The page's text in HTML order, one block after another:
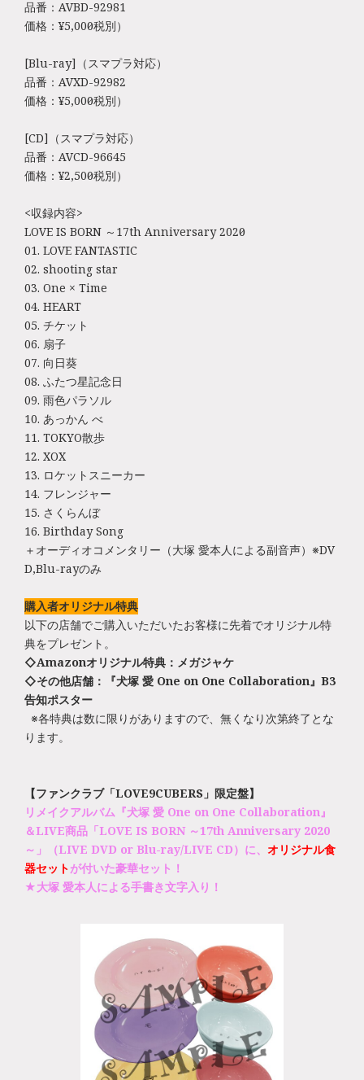
品番：AVBD-92981
価格：¥5,000（税別）
[Blu-ray]（スマプラ対応）
品番：AVXD-92982
価格：¥5,000（税別）
[CD]（スマプラ対応）
品番：AVCD-96645
価格：¥2,500（税別）
<収録内容>
LOVE IS BORN ～17th Anniversary 2020～
01. LOVE FANTASTIC
02. shooting star
03. One × Time
04. HEART
05. チケット
06. 扇子
07. 向日葵
08. ふたつ星記念日
09. 雨色パラソル
10. あっかん べ
11. TOKYO散歩
12. XOX
13. ロケットスニーカー
14. フレンジャー
15. さくらんぼ
16. Birthday Song
＋オーディオコメンタリー（大塚 愛本人による副音声）※DV
D,Blu-rayのみ
購入者オリジナル特典
以下の店舗でご購入いただいたお客様に先着でオリジナル特
典をプレゼント。
◇Amazonオリジナル特典：メガジャケ
◇その他店舗：『犬塚 愛 One on One Collaboration』B3
告知ポスター
※各特典は数に限りがありますので、無くなり次第終了とな
ります。
【ファンクラブ「LOVE9CUBERS」限定盤】
リメイクアルバム『犬塚 愛 One on One Collaboration』
＆LIVE商品「LOVE IS BORN ～17th Anniversary 2020
～」（LIVE DVD or Blu-ray/LIVE CD）に、 オリジナル食
器セットが付いた豪華セット！
★大塚 愛本人による手書き文字入り！